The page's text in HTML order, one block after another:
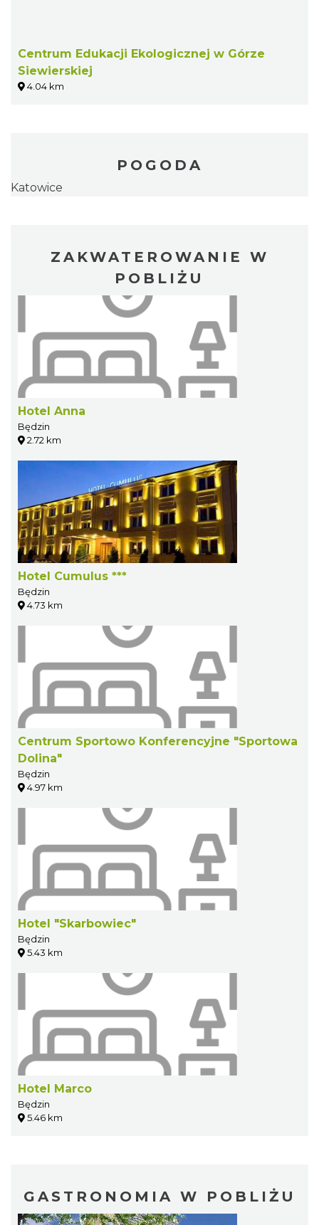
Centrum Edukacji Ekologicznej w Górze
Siewierskiej
4.04 km
POGODA
Katowice
ZAKWATEROWANIE W
POBLIŻU
Hotel Anna
Będzin
2.72 km
Hotel Cumulus ***
Będzin
4.73 km
Centrum Sportowo Konferencyjne "Sportowa
Dolina"
Będzin
4.97 km
Hotel "Skarbowiec"
Będzin
5.43 km
Hotel Marco
Będzin
5.46 km
GASTRONOMIA W POBLIŻU